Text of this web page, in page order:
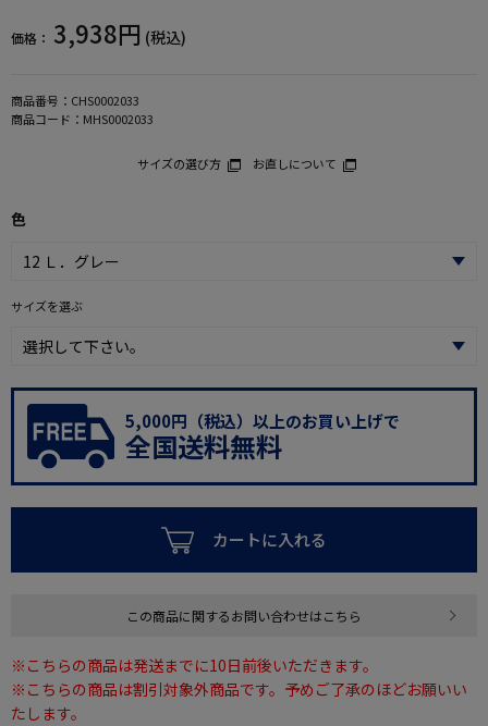
価格： 3,938円 (税込)
商品番号： CHS0002033
商品コード： MHS0002033
サイズの選び方 お直しについて
色
サイズを選ぶ
5,000円（税込）以上のお買い上げで
全国送料無料
カートに入れる
この商品に関するお問い合わせはこちら
※こちらの商品は発送までに10日前後いただきます。
※こちらの商品は割引対象外商品です。予めご了承のほどお願いい
たします。